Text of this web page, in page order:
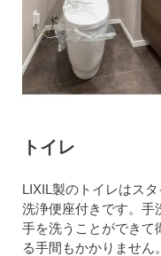
トイレ
LIXIL製のトイレはス
洗浄便座付きです。手
手を洗うことができて
る手間もかかりません